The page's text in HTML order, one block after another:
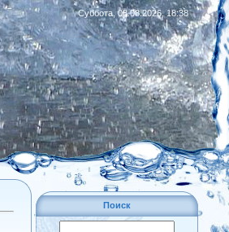
Суббота, 08.08.2026, 18:38
|RSS
Поиск